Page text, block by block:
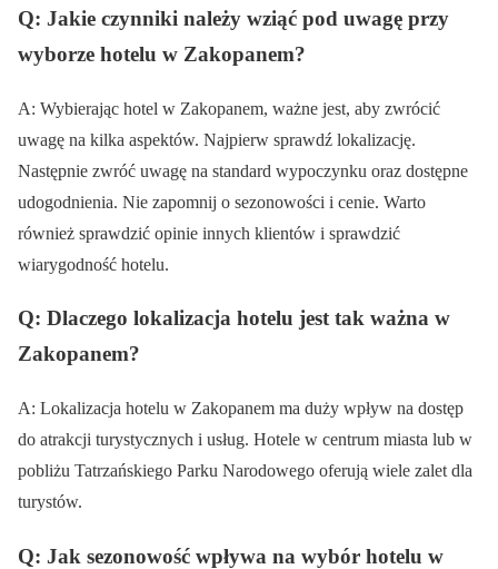
Q: Jakie czynniki należy wziąć pod uwagę przy
wyborze hotelu w Zakopanem?
A: Wybierając hotel w Zakopanem, ważne jest, aby zwrócić
uwagę na kilka aspektów. Najpierw sprawdź lokalizację.
Następnie zwróć uwagę na standard wypoczynku oraz dostępne
udogodnienia. Nie zapomnij o sezonowości i cenie. Warto
również sprawdzić opinie innych klientów i sprawdzić
wiarygodność hotelu.
Q: Dlaczego lokalizacja hotelu jest tak ważna w
Zakopanem?
A: Lokalizacja hotelu w Zakopanem ma duży wpływ na dostęp
do atrakcji turystycznych i usług. Hotele w centrum miasta lub w
pobliżu Tatrzańskiego Parku Narodowego oferują wiele zalet dla
turystów.
Q: Jak sezonowość wpływa na wybór hotelu w